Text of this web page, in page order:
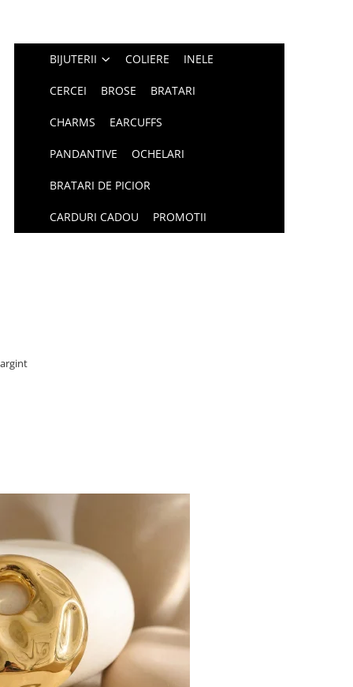
BIJUTERII COLIERE INELE
CERCEI BROSE BRATARI
CHARMS EARCUFFS
PANDANTIVE OCHELARI
BRATARI DE PICIOR
CARDURI CADOU PROMOTII